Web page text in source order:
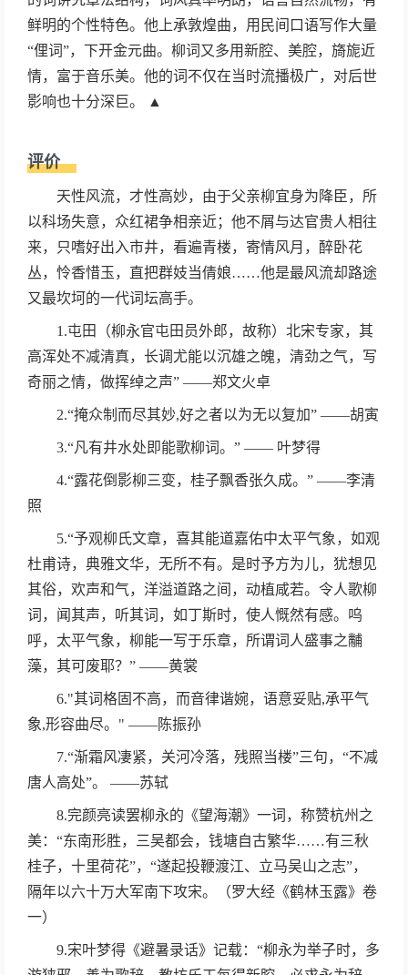
鲜明的个性特色。他上承敦煌曲，用民间口语写作大量
“俚词”，下开金元曲。柳词又多用新腔、美腔，旖旎近
情，富于音乐美。他的词不仅在当时流播极广，对后世
影响也十分深巨。 ▲
评价
天性风流，才性高妙，由于父亲柳宜身为降臣，所
以科场失意，众红裙争相亲近；他不屑与达官贵人相往
来，只嗜好出入市井，看遍青楼，寄情风月，醉卧花
丛，怜香惜玉，直把群妓当倩娘……他是最风流却路途
又最坎坷的一代词坛高手。
1.屯田（柳永官屯田员外郎，故称）北宋专家，其
高浑处不减清真，长调尤能以沉雄之魄，清劲之气，写
奇丽之情，做挥绰之声” ——郑文火卓
2.“掩众制而尽其妙,好之者以为无以复加” ——胡寅
3.“凡有井水处即能歌柳词。” —— 叶梦得
4.“露花倒影柳三变，桂子飘香张久成。” ——李清
照
5.“予观柳氏文章，喜其能道嘉佑中太平气象，如观
杜甫诗，典雅文华，无所不有。是时予方为儿，犹想见
其俗，欢声和气，洋溢道路之间，动植咸若。令人歌柳
词，闻其声，听其词，如丁斯时，使人慨然有感。呜
呼，太平气象，柳能一写于乐章，所谓词人盛事之黼
藻，其可废耶？” ——黄裳
6."其词格固不高，而音律谐婉，语意妥贴,承平气
象,形容曲尽。" ——陈振孙
7.“渐霜风凄紧，关河冷落，残照当楼”三句，“不减
唐人高处”。 ——苏轼
8.完颜亮读罢柳永的《望海潮》一词，称赞杭州之
美：“东南形胜，三吴都会，钱塘自古繁华……有三秋
桂子，十里荷花”，“遂起投鞭渡江、立马吴山之志”，
隔年以六十万大军南下攻宋。（罗大经《鹤林玉露》卷
一）
9.宋叶梦得《避暑录话》记载：“柳永为举子时，多